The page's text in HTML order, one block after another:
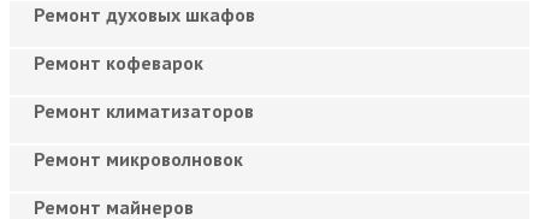
Ремонт духовых шкафов
Ремонт кофеварок
Ремонт климатизаторов
Ремонт микроволновок
Ремонт майнеров